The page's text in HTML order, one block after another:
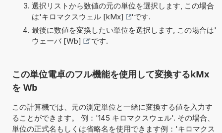
選択リストから数値の元の単位を選択します, この場合
は'キロマクスウェル [kMx]
'です.
最後に数値を変換したい単位を選択します, この場合は'
ウェーバ [Wb]
'です.
この単位電卓のフル機能を使用して変換するkMx
を Wb
この計算機では、元の測定単位と一緒に変換する値を入力す
ることができます。 例：'145 キロマクスウェル'. その場合、
単位の正式名もしくは省略名を使用できます例：'キロマクス